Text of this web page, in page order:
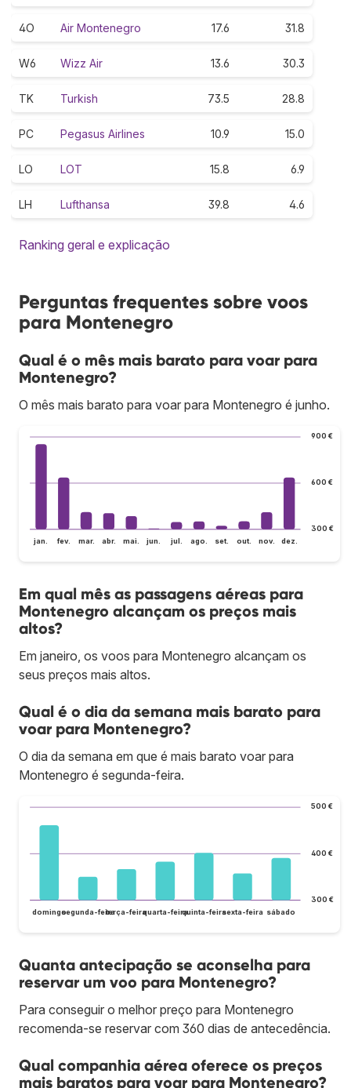
4O Air Montenegro 17.6 31.8
W6 Wizz Air 13.6 30.3
TK Turkish 73.5 28.8
PC Pegasus Airlines 10.9 15.0
LO LOT 15.8 6.9
LH Lufthansa 39.8 4.6
Ranking geral e explicação
Perguntas frequentes sobre voos
para Montenegro
Qual é o mês mais barato para voar para
Montenegro?
O mês mais barato para voar para Montenegro é junho.
300 €
600 €
900 €
jan. fev. mar. abr. mai. jun. jul. ago. set. out. nov. dez.
Em qual mês as passagens aéreas para
Montenegro alcançam os preços mais
altos?
Em janeiro, os voos para Montenegro alcançam os
seus preços mais altos.
Qual é o dia da semana mais barato para
voar para Montenegro?
O dia da semana em que é mais barato voar para
Montenegro é segunda-feira.
300 €
400 €
500 €
domingosegunda-feiraterça-feiraquarta-feiraquinta-feirasexta-feira sábado
Quanta antecipação se aconselha para
reservar um voo para Montenegro?
Para conseguir o melhor preço para Montenegro
recomenda-se reservar com 360 dias de antecedência.
Qual companhia aérea oferece os preços
mais baratos para voar para Montenegro?